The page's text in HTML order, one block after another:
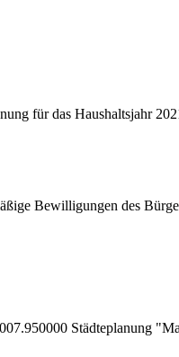
für das Haushaltsjahr
Bewilligungen des
Städteplanung